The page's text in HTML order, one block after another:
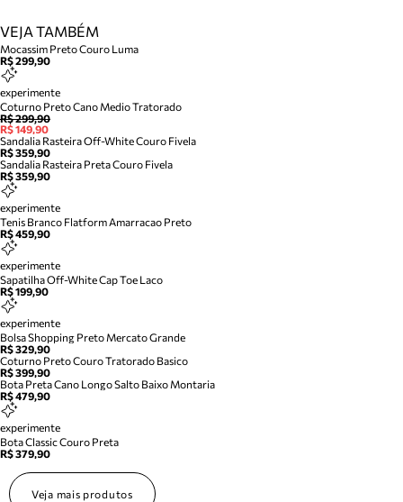
VEJA TAMBÉM
Mocassim Preto Couro Luma
R$ 299,90
experimente
Coturno Preto Cano Medio Tratorado
R$ 299,90
R$ 149,90
Sandalia Rasteira Off-White Couro Fivela
R$ 359,90
Sandalia Rasteira Preta Couro Fivela
R$ 359,90
experimente
Tenis Branco Flatform Amarracao Preto
R$ 459,90
experimente
Sapatilha Off-White Cap Toe Laco
R$ 199,90
experimente
Bolsa Shopping Preto Mercato Grande
R$ 329,90
Coturno Preto Couro Tratorado Basico
R$ 399,90
Bota Preta Cano Longo Salto Baixo Montaria
R$ 479,90
experimente
Bota Classic Couro Preta
R$ 379,90
Veja mais produtos